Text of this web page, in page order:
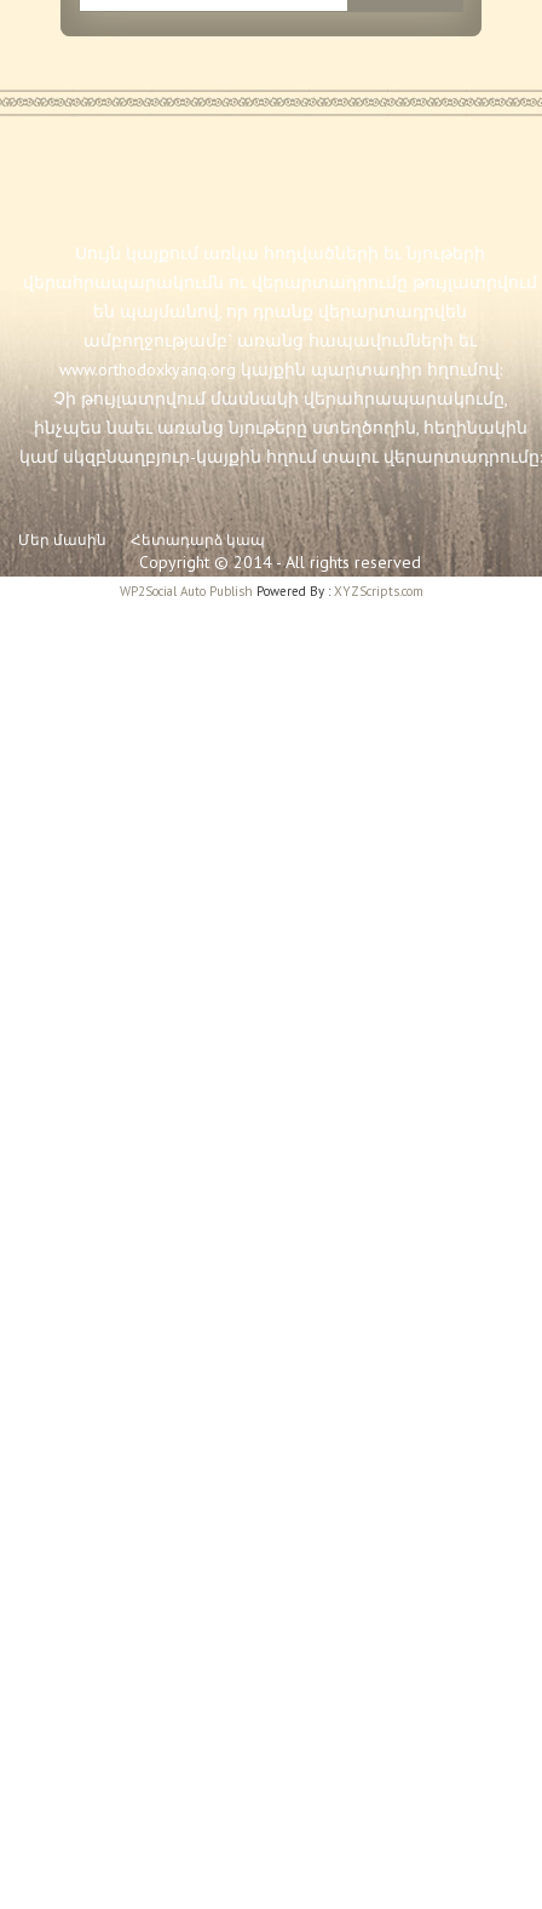
Սույն կայքում առկա հոդվածների եւ նյութերի
վերահրապարակումն ու վերարտադրումը թույլատրվում
են պայմանով, որ դրանք վերարտադրվեն
ամբողջությամբ` առանց հապավումների եւ
www.orthodoxkyanq.org կայքին պարտադիր հղումով:
Չի թույլատրվում մասնակի վերահրապարակումը,
ինչպես նաեւ առանց նյութերը ստեղծողին, հեղինակին
կամ սկզբնաղբյուր-կայքին հղում տալու վերարտադրումը:
Մեր մասին Հետադարձ կապ
Copyright © 2014 - All rights reserved
WP2Social Auto Publish Powered By :XYZScripts.com